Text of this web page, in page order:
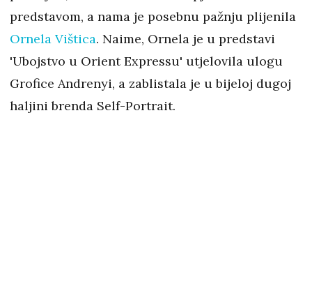
predstavom, a nama je posebnu pažnju plijenila
Ornela Vištica. Naime, Ornela je u predstavi
'Ubojstvo u Orient Expressu' utjelovila ulogu
Grofice Andrenyi, a zablistala je u bijeloj dugoj
haljini brenda Self-Portrait.